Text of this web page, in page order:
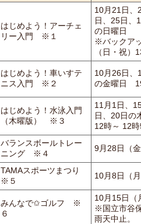
はじめよう！アーチェ
リー入門 ※１
10月21日、
日、25日、
の日曜日
※バックア
（日・祝）
はじめよう！車いすテ
ニス入門 ※２
10月26日、
の金曜日
はじめよう！水泳入門
（木曜版） ※３
11月1日、
日、20日の
12時～ 12
バランスボールトレー
ニング ※４
9月28日（
TAMAスポーツまつり
※５
10月8日（
みんなで✩ゴルフ ※
６
10月15日（
※国立市谷
雨天中止。